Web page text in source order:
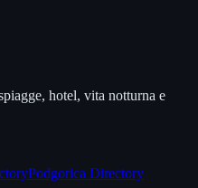
hotel, vita notturna e
Podgorica Directory